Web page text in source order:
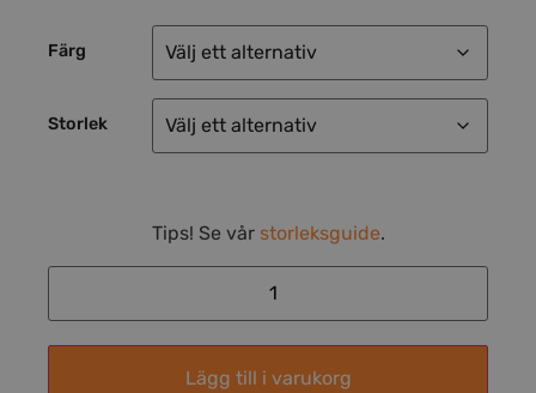
Färg
Storlek
Tips! Se vår storleksguide.
Lägg till i varukorg